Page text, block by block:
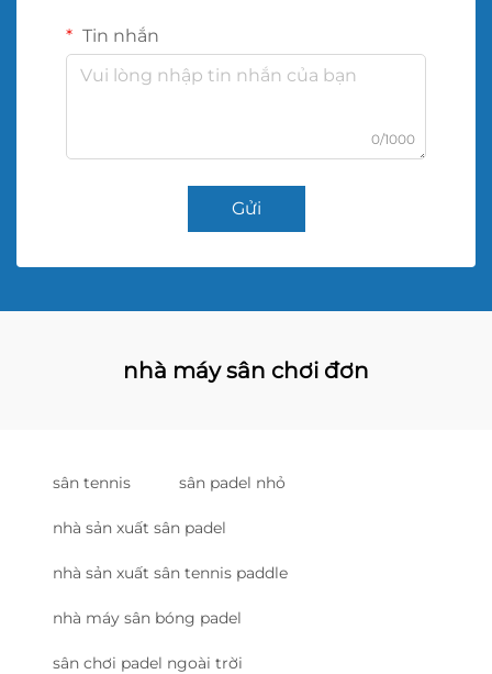
Tin nhắn
0/1000
Gửi
nhà máy sân chơi đơn
sân tennis sân padel nhỏ
nhà sản xuất sân padel
nhà sản xuất sân tennis paddle
nhà máy sân bóng padel
sân chơi padel ngoài trời